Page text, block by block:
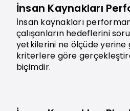
İnsan Kaynakları
İnsan kaynakları
çalışanların hedeflerini
yetkilerini ne ölçüde
kriterlere göre
biçimdir.